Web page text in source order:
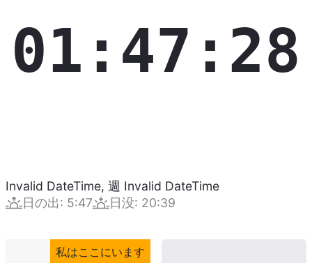
01:47:29
Invalid DateTime, 週 Invalid DateTime
日の出: 5:47 日没: 20:39
私はここにいます